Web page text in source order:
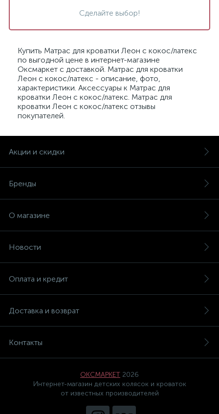
Сделайте выбор!
Купить Матрас для кроватки Леон с кокос/латекс
по выгодной цене в интернет-магазине
Оксмаркет с доставкой. Матрас для кроватки
Леон с кокос/латекс - описание, фото,
характеристики. Аксессуары к Матрас для
кроватки Леон с кокос/латекс. Матрас для
кроватки Леон с кокос/латекс отзывы
покупателей.
Акции и скидки
Бренды
О магазине
Новости
Оплата и кредит
Доставка и возврат
Контакты
ОКСМАРКЕТ 2026
Интернет-магазин детских колясок и кроваток
от известных производителей